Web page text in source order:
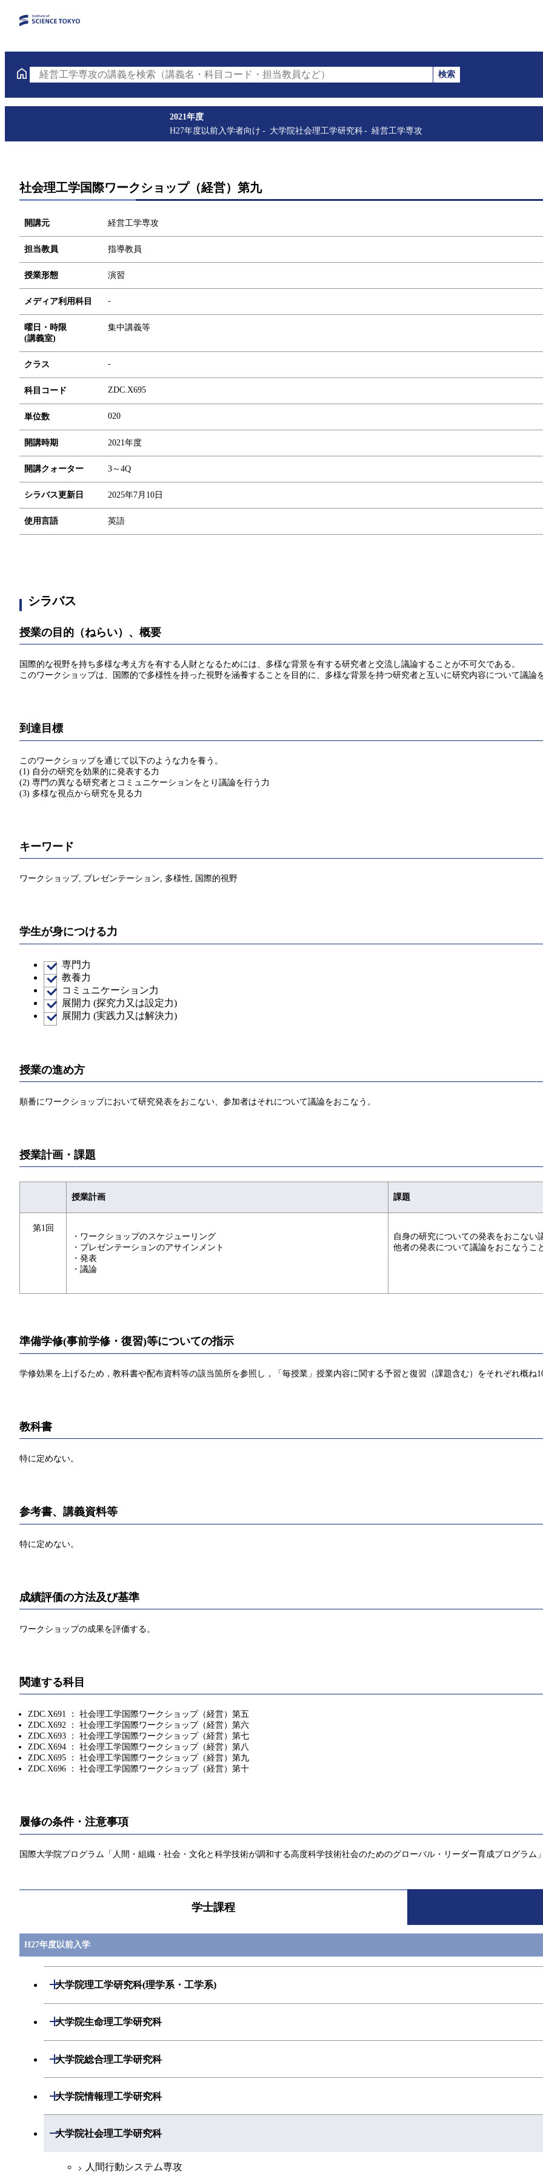
経営工学専攻の講義を検索（講義名・科目コード・担当教員など）
検索
2021年度
H27年度以前入学者向け
大学院社会理工学研究科 経営工学専攻
社会理工学国際ワークショップ（経営）第九
開講元 経営工学専攻
担当教員 指導教員
授業形態 演習
メディア利用科目 -
曜日・時限
(講義室)
集中講義等
クラス -
科目コード ZDC.X695
単位数 020
開講時期 2021年度
開講クォーター 3～4Q
シラバス更新日 2025年7月10日
使用言語 英語
シラバス
授業の目的（ねらい）、概要
国際的な視野を持ち多様な考え方を有する人財となるためには、多様な背景を有する研究者と交流し議論することが不可欠である。
このワークショップは、国際的で多様性を持った視野を涵養することを目的に、多様な背景を持つ研究者と互いに研究内容について議論
到達目標
このワークショップを通じて以下のような力を養う。
(1) 自分の研究を効果的に発表する力
(2) 専門の異なる研究者とコミュニケーションをとり議論を行う力
(3) 多様な視点から研究を見る力
キーワード
ワークショップ, プレゼンテーション, 多様性, 国際的視野
学生が身につける力
専門力
教養力
コミュニケーション力
展開力 (探究力又は設定力)
展開力 (実践力又は解決力)
授業の進め方
順番にワークショップにおいて研究発表をおこない、参加者はそれについて議論をおこなう。
授業計画・課題
授業計画 課題
第1回
・ワークショップのスケジューリング
・プレゼンテーションのアサインメント
・発表
・議論
自身の研究についての発表をおこない
他者の発表について議論をおこなうこ
準備学修(事前学修・復習)等についての指示
学修効果を上げるため，教科書や配布資料等の該当箇所を参照し，「毎授業」授業内容に関する予習と復習（課題含む）をそれぞれ概ね
教科書
特に定めない。
参考書、講義資料等
特に定めない。
成績評価の方法及び基準
ワークショップの成果を評価する。
関連する科目
ZDC.X691 ： 社会理工学国際ワークショップ（経営）第五
ZDC.X692 ： 社会理工学国際ワークショップ（経営）第六
ZDC.X693 ： 社会理工学国際ワークショップ（経営）第七
ZDC.X694 ： 社会理工学国際ワークショップ（経営）第八
ZDC.X695 ： 社会理工学国際ワークショップ（経営）第九
ZDC.X696 ： 社会理工学国際ワークショップ（経営）第十
履修の条件・注意事項
国際大学院プログラム「人間・組織・社会・文化と科学技術が調和する高度科学技術社会のためのグローバル・リーダー育成プログラム
学士課程
H27年度以前入学
大学院理工学研究科(理学系・工学系)
開閉
数学専攻
物性物理学専攻
地球惑星科学専攻
物質科学専攻
大学院生命理工学研究科
開閉
生命情報専攻
生体分子機能工学専攻
大学院総合理工学研究科
開閉
人間環境システム専攻
大学院情報理工学研究科
開閉
数理・計算科学専攻
計算工学専攻
大学院社会理工学研究科
開閉
人間行動システム専攻